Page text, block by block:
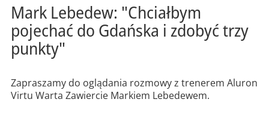
Mark Lebedew: "Chciałbym
pojechać do Gdańska i zdobyć trzy
punkty"
Zapraszamy do oglądania rozmowy z trenerem Aluron
Virtu Warta Zawiercie Markiem Lebedewem.